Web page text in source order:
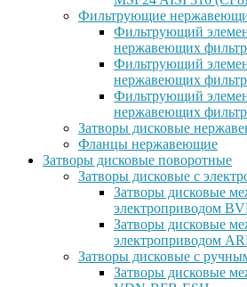
Фильтрующие
Фильтрующий
нержавеющих
Фильтрующий
нержавеющих
Фильтрующий
нержавеющих
Затворы дисковые
Фланцы нержавеющие
Затворы дисковые поворотные
Затворы дисковые с
Затворы дисковые
электроприводом
Затворы дисковые
электроприводом
Затворы дисковые с
Затворы дисковые